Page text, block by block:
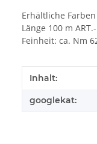
Erhältliche
Länge 100 m
Feinheit: ca. Nm
Wert
Inhalt:
googlekat: